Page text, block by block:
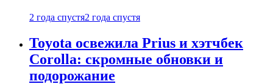
2 года спустя2 года спустя
Toyota освежила Prius и хэтчбек
Corolla: скромные обновки и
подорожание